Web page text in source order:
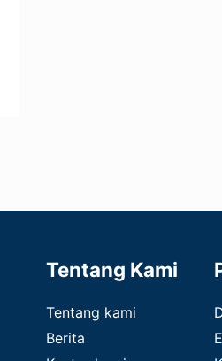
Tentang Kami
Tentang kami
Berita